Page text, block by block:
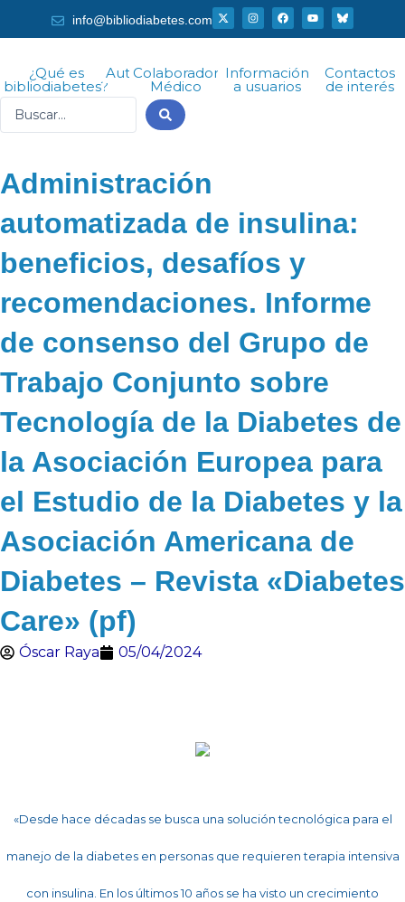
al
info@bibliodiabetes.com
X
-
t
t
t
I
n
s
r
a
F
a
c
o
k
Y
o
u
¿Qué es
bibliodiabetes?
AutorColaborador
Médico
Información
a usuarios
Contactos
de interés
Administración
automatizada de insulina:
beneficios, desafíos y
recomendaciones. Informe
de consenso del Grupo de
Trabajo Conjunto sobre
Tecnología de la Diabetes de
la Asociación Europea para
el Estudio de la Diabetes y la
Asociación Americana de
Diabetes – Revista «Diabetes
Care» (pf)
Óscar Raya 05/04/2024
«Desde hace décadas se busca una solución tecnológica para el
manejo de la diabetes en personas que requieren terapia intensiva
con insulina. En los últimos 10 años se ha visto un crecimiento